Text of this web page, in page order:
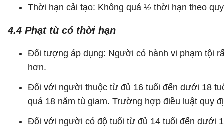
Thời hạn cải tạo: Không quá ½ thời hạn theo
4.4 Phạt tù có thời hạn
Đối tượng áp dụng: Người có hành vi phạm tội
hơn.
Đối với người thuộc từ đủ 16 tuổi đến dưới 18
quá 18 năm tù giam. Trường hợp điều luật quy
Đối với người có độ tuổi từ đủ 14 tuổi đến dưới